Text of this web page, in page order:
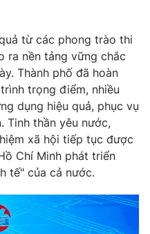
từ các phong trào thi
ra nền tảng vững chắc
Thành phố đã hoàn
trọng điểm, nhiều
dụng hiệu quả, phục vụ
Tinh thần yêu nước,
xã hội tiếp tục được
Chí Minh phát triển
tế" của cả nước.